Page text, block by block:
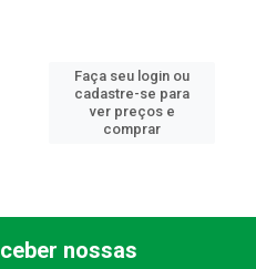
Faça seu login ou
cadastre-se para
ver preços e
comprar
nossas